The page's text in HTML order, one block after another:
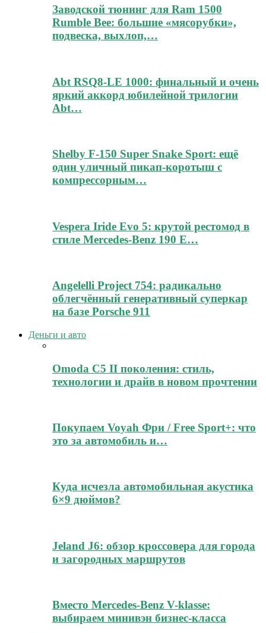
Заводской тюнинг для Ram 1500
Rumble Bee: большие «мясорубки»,
подвеска, выхлоп,…
Abt RSQ8-LE 1000: финальный и очень
яркий аккорд юбилейной трилогии
Abt…
Shelby F-150 Super Snake Sport: ещё
один уличный пикап-коротыш с
компрессорным…
Vespera Iride Evo 5: крутой рестомод в
стиле Mercedes-Benz 190 E…
Angelelli Project 754: радикально
облегчённый генеративный суперкар
на базе Porsche 911
Деньги и авто
Omoda C5 II поколения: стиль,
технологии и драйв в новом прочтении
Покупаем Voyah Фри / Free Sport+: что
это за автомобиль и…
Куда исчезла автомобильная акустика
6×9 дюймов?
Jeland J6: обзор кроссовера для города
и загородных маршрутов
Вместо Mercedes-Benz V-klasse:
выбираем минивэн бизнес-класса